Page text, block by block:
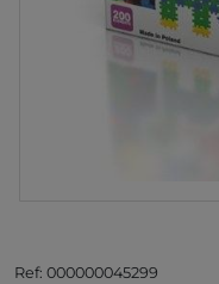
Ref: 000000045299